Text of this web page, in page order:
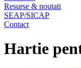
Resurse & noutati
SEAP/SICAP
Contact
Hartie